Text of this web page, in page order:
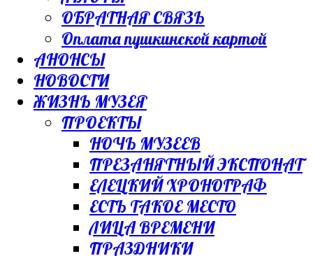
ОБРАТНАЯ СВЯЗЬ
Оплата пушкинской картой
АНОНСЫ
НОВОСТИ
ЖИЗНЬ МУЗЕЯ
ПРОЕКТЫ
НОЧЬ МУЗЕЕВ
ПРЕЗАНЯТНЫЙ ЭКСПОНАТ
ЕЛЕЦКИЙ ХРОНОГРАФ
ЕСТЬ ТАКОЕ МЕСТО
ЛИЦА ВРЕМЕНИ
ПРАЗДНИКИ